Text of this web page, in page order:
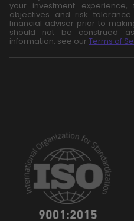
your investment experience,
objectives and risk
financial adviser prior to
should not be construed
information, see our Terms of